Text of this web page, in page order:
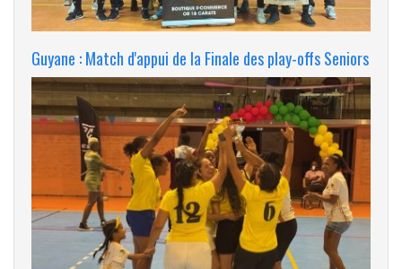
Guyane : Match d'appui de la Finale des play-offs Seniors